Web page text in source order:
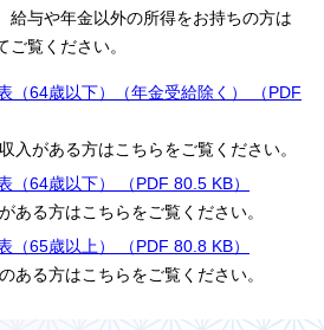
給与や年金以外の所得をお持ちの方は
覧ください。
（64歳以下）（年金受給除く） （PDF
入がある方はこちらをご覧ください。
（64歳以下） （PDF 80.5 KB）
ある方はこちらをご覧ください。
（65歳以上） （PDF 80.8 KB）
ある方はこちらをご覧ください。